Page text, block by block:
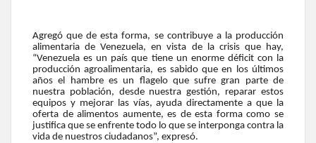
Agregó que de esta forma, se contribuye a la producción
alimentaria de Venezuela, en vista de la crisis que hay,
“Venezuela es un país que tiene un enorme déficit con la
producción agroalimentaria, es sabido que en los últimos
años el hambre es un flagelo que sufre gran parte de
nuestra población, desde nuestra gestión, reparar estos
equipos y mejorar las vías, ayuda directamente a que la
oferta de alimentos aumente, es de esta forma como se
justifica que se enfrente todo lo que se interponga contra la
vida de nuestros ciudadanos”, expresó.